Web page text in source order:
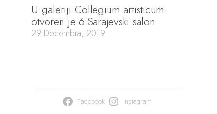
U galeriji Collegium artisticum
otvoren je 6.Sarajevski salon
29 Decembra, 2019
Facebook Instagram